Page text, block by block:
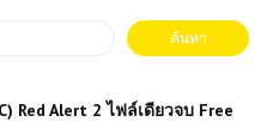
Red Alert 2 ไฟล์เดียวจบ Free